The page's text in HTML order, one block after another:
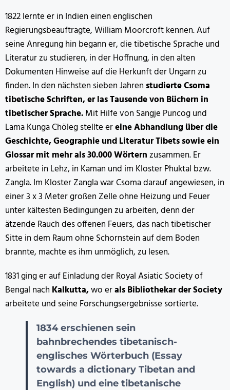
1822 lernte er in Indien einen englischen
Regierungsbeauftragte, William Moorcroft kennen. Auf
seine Anregung hin begann er, die tibetische Sprache und
Literatur zu studieren, in der Hoffnung, in den alten
Dokumenten Hinweise auf die Herkunft der Ungarn zu
finden. In den nächsten sieben Jahren studierte Csoma
tibetische Schriften, er las Tausende von Büchern in
tibetischer Sprache.Mit Hilfe von Sangje Puncog und
Lama Kunga Chöleg stellte ereine Abhandlung über die
Geschichte, Geographie und Literatur Tibets sowie ein
Glossar mit mehr als 30.000 Wörternzusammen. Er
arbeitete in Lehz, in Kaman und im Kloster Phuktal bzw.
Zangla. Im Kloster Zangla war Csoma darauf angewiesen, in
einer 3 x 3 Meter großen Zelle ohne Heizung und Feuer
unter kältesten Bedingungen zu arbeiten, denn der
ätzende Rauch des offenen Feuers, das nach tibetischer
Sitte in dem Raum ohne Schornstein auf dem Boden
brannte, machte es ihm unmöglich, zu lesen.
1831 ging er auf Einladung der Royal Asiatic Society of
Bengal nach Kalkutta,wo erals Bibliothekar der Society
arbeitete und seine Forschungsergebnisse sortierte.
1834 erschienen sein
bahnbrechendes tibetanisch-
englisches Wörterbuch (Essay
towards a dictionary Tibetan and
English) und eine tibetanische